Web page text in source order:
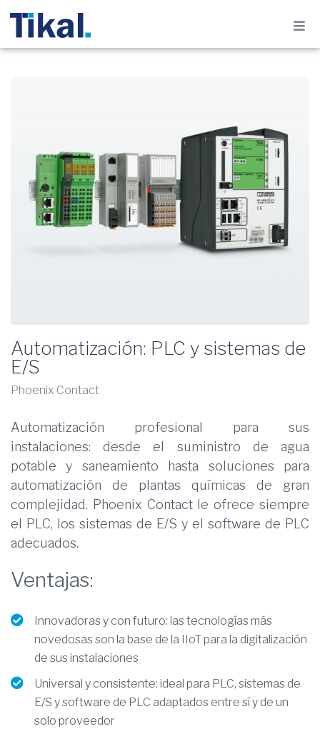
Automatización: PLC y sistemas de
E/S
Phoenix Contact
Automatización profesional para sus
instalaciones: desde el suministro de agua
potable y saneamiento hasta soluciones para
automatización de plantas químicas de gran
complejidad. Phoenix Contact le ofrece siempre
el PLC, los sistemas de E/S y el software de PLC
adecuados.
Ventajas:
Innovadoras y con futuro: las tecnologías más
novedosas son la base de la IIoT para la digitalización
de sus instalaciones
Universal y consistente: ideal para PLC, sistemas de
E/S y software de PLC adaptados entre sí y de un
solo proveedor